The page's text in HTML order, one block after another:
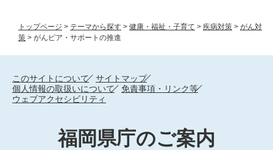
トップページ > テーマから探す > 健康・福祉・子育て > 疾病対策 > がん対
策 > がんピア・サポートの推進
このサイトについて
サイトマップ
個人情報の取扱いについて
免責事項・リンク等
ウェブアクセシビリティ
福岡県庁のご案内